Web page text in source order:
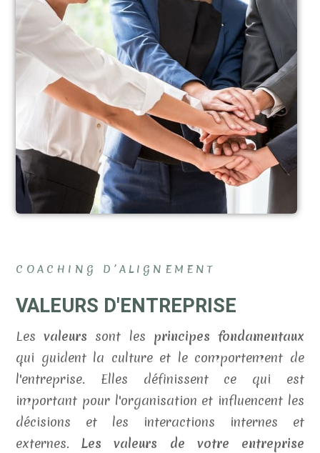
COACHING D’ALIGNEMENT
VALEURS D'ENTREPRISE
Lesvaleurs sont les principes fondamentaux
qui guident la culture et le comportement de
l'entreprise. Elles définissent ce qui est
important pour l'organisation et influencent les
décisions et les interactions internes et
externes.Les valeurs de votre entreprise